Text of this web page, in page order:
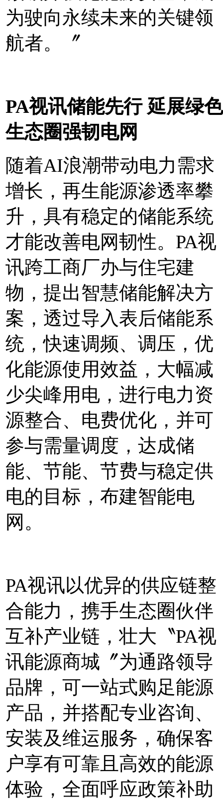
为驶向永续未来的关键领
航者。〞
PA视讯储能先行 延展绿色
生态圈强韧电网
随着AI浪潮带动电力需求
增长，再生能源渗透率攀
升，具有稳定的储能系统
才能改善电网韧性。PA视
讯跨工商厂办与住宅建
物，提出智慧储能解决方
案，透过导入表后储能系
统，快速调频、调压，优
化能源使用效益，大幅减
少尖峰用电，进行电力资
源整合、电费优化，并可
参与需量调度，达成储
能、节能、节费与稳定供
电的目标，布建智能电
网。
PA视讯以优异的供应链整
合能力，携手生态圈伙伴
互补产业链，壮大〝PA视
讯能源商城 〞为通路领导
品牌，可一站式购足能源
产品，并搭配专业咨询、
安装及维运服务，确保客
户享有可靠且高效的能源
体验，全面呼应政策补助